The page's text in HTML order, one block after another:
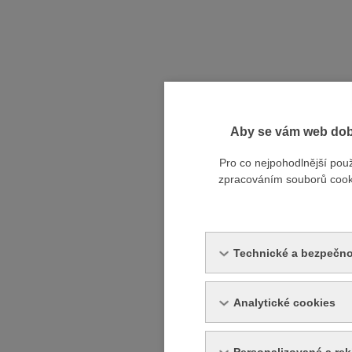
Aby se vám web
Pro co nejpohodlnější
zpracováním souborů
Technické a
Analytické cookies